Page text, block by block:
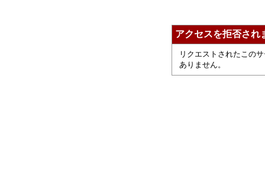
アクセスを拒否され
リクエストされたこの
ありません。